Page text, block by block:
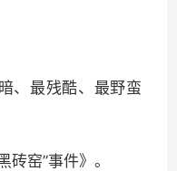
、最残酷、最野蛮
窑”事件》。